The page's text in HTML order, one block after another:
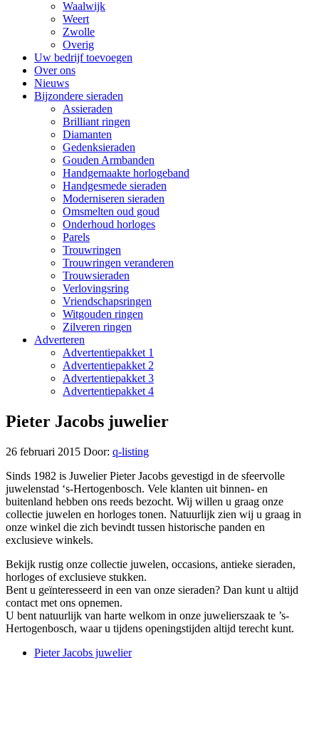
Waalwijk
Weert
Zwolle
Overig
Uw bedrijf toevoegen
Over ons
Nieuws
Bijzondere sieraden
Assieraden
Brilliant ringen
Diamanten
Gedenksieraden
Gouden Armbanden
Handgemaakte horlogeband
Handgesmede sieraden
Moderniseren sieraden
Omsmelten oud goud
Onderhoud horloges
Parels
Trouwringen
Trouwringen veranderen
Trouwsieraden
Verlovingsring
Vriendschapsringen
Witgouden ringen
Zilveren ringen
Adverteren
Advertentiepakket 1
Advertentiepakket 2
Advertentiepakket 3
Advertentiepakket 4
Pieter Jacobs juwelier
26 februari 2015 Door: q-listing
Sinds 1982 is Juwelier Pieter Jacobs gevestigd in de sfeervolle
juwelenstad ‘s-Hertogenbosch. Vele klanten uit binnen- en
buitenland hebben ons reeds bezocht. Wij willen u graag onze
collectie juwelen en horloges tonen. Natuurlijk zien wij u graag in
onze winkel die zich bevindt tussen historische panden en
exclusieve winkels.
Bekijk rustig onze collectie juwelen, occasions, antieke sieraden,
horloges of exclusieve stukken.
Bent u geïnteresseerd in een van onze sieraden? Dan kunt u altijd
contact met ons opnemen.
U bent natuurlijk van harte welkom in onze juwelierszaak te ’s-
Hertogenbosch, waar u tijdens openingstijden altijd terecht kunt.
Pieter Jacobs juwelier